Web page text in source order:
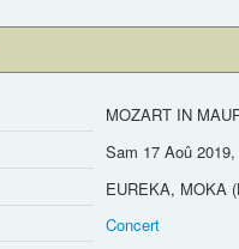
MOZART IN
Sam 17 Aoû 2019,
EUREKA, MOKA
Concert